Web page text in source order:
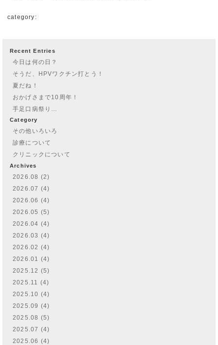
category:
Recent Entries
今日は何の日？
そうだ、HPVワクチン打とう！
夏だね！
おかげさまで10周年！
手足口病祭り…
Category
その他いろいろ
診療について
クリニックについて
Archives
2026.08 (2)
2026.07 (4)
2026.06 (4)
2026.05 (5)
2026.04 (4)
2026.03 (4)
2026.02 (4)
2026.01 (4)
2025.12 (5)
2025.11 (4)
2025.10 (4)
2025.09 (4)
2025.08 (5)
2025.07 (4)
2025.06 (4)